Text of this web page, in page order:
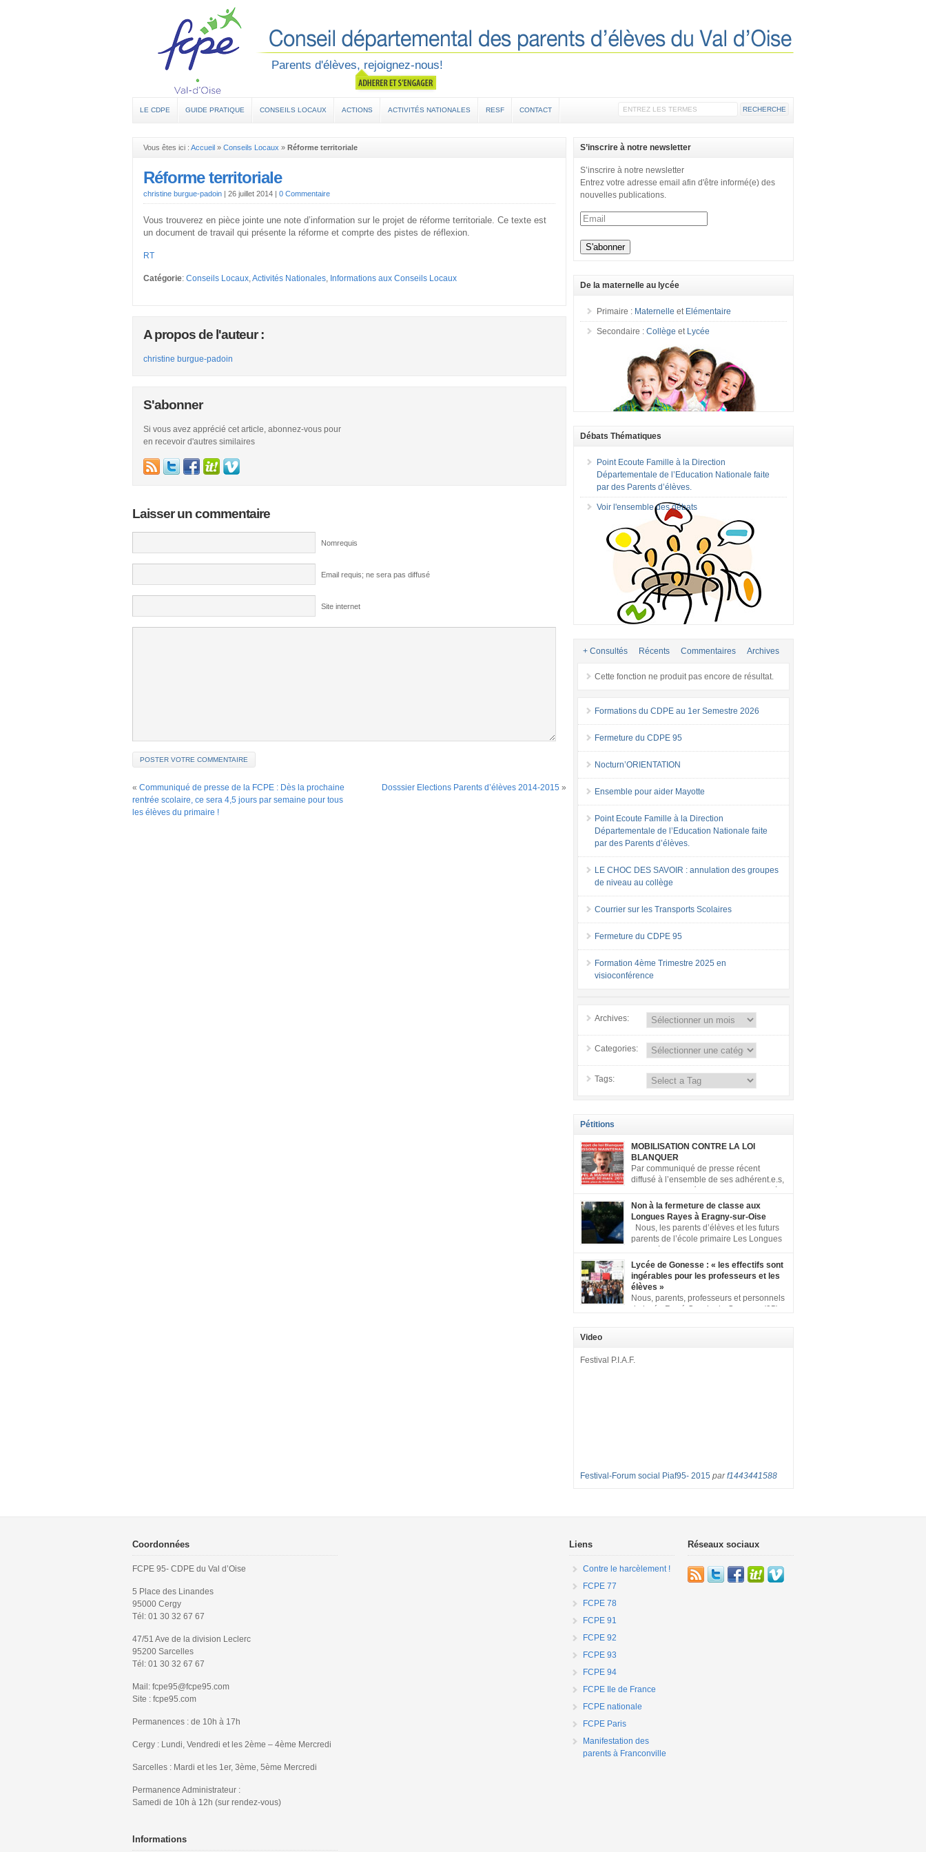
Parents d'élèves, rejoignez-nous!
LE CDPE GUIDE PRATIQUE CONSEILS LOCAUX ACTIONS ACTIVITÉS NATIONALES RESF CONTACT
Vous êtes ici : Accueil » Conseils Locaux » Réforme territoriale
Réforme territoriale
christine burgue-padoin | 26 juillet 2014 | 0 Commentaire
Vous trouverez en pièce jointe une note d’information sur le projet de réforme territoriale. Ce texte est
un document de travail qui présente la réforme et comprte des pistes de réflexion.
RT
Catégorie: Conseils Locaux,Activités Nationales, Informations aux Conseils Locaux
A propos de l'auteur :
christine burgue-padoin
S'abonner
Si vous avez apprécié cet article, abonnez-vous pour
en recevoir d'autres similaires
Laisser un commentaire
Nomrequis
Email requis; ne sera pas diffusé
Site internet
« Communiqué de presse de la FCPE : Dès la prochaine
rentrée scolaire, ce sera 4,5 jours par semaine pour tous
les élèves du primaire !
Dosssier Elections Parents d’élèves 2014-2015 »
S’inscrire à notre newsletter
S’inscrire à notre newsletter
Entrez votre adresse email afin d'être informé(e) des
nouvelles publications.
De la maternelle au lycée
Primaire : Maternelle et Elémentaire
Secondaire :Collège et Lycée
Débats Thématiques
Point Ecoute Famille à la Direction
Départementale de l’Education Nationale faite
par des Parents d’élèves.
Voir l'ensemble des débats
+ Consultés Récents Commentaires Archives
Cette fonction ne produit pas encore de résultat.
Formations du CDPE au 1er Semestre 2026
Fermeture du CDPE 95
Nocturn’ORIENTATION
Ensemble pour aider Mayotte
Point Ecoute Famille à la Direction
Départementale de l’Education Nationale faite
par des Parents d’élèves.
LE CHOC DES SAVOIR : annulation des groupes
de niveau au collège
Courrier sur les Transports Scolaires
Fermeture du CDPE 95
Formation 4ème Trimestre 2025 en
visioconférence
Archives:
Categories:
Tags:
Pétitions
MOBILISATION CONTRE LA LOI
BLANQUER
Par communiqué de presse récent
diffusé à l’ensemble de ses adhérent.e.s,
se mobiliser contre la loi Blanquer dite « Ecole de la
confiance ». Pour vous aider à organiser les actions
localement, la FCPE met à votre disposition ce kit de
mobilisation comprenant : 1 affiche appelant […]
Non à la fermeture de classe aux
Longues Rayes à Eragny-sur-Oise
Nous, les parents d’élèves et les futurs
parents de l’école primaire Les Longues
cette pétition pour dire « NON à la fermeture de classe
aux Longues Rayes ». Non à la dégradation continue
des conditions d’accueil et d’apprentissage de nos
enfants à l’école primaire. Chaque enfant a droit à […]
Lycée de Gonesse : « les effectifs sont
ingérables pour les professeurs et les
élèves »
Nous, parents, professeurs et personnels
du lycée René Cassin de Gonesse (95),
dénoncer les classes surchargées, en cette rentrée
et 35 élèves ! – de nombreuses classes de première et
Video
Festival P.I.A.F.
Festival-Forum social Piaf95- 2015 parf1443441588
Coordonnées
FCPE 95- CDPE du Val d’Oise
5 Place des Linandes
95000 Cergy
Tél: 01 30 32 67 67
47/51 Ave de la division Leclerc
95200 Sarcelles
Tél: 01 30 32 67 67
Mail: fcpe95@fcpe95.com
Site : fcpe95.com
Permanences : de 10h à 17h
Cergy : Lundi, Vendredi et les 2ème – 4ème Mercredi
Sarcelles : Mardi et les 1er, 3ème, 5ème Mercredi
Permanence Administrateur :
Samedi de 10h à 12h (sur rendez-vous)
Informations
Liens
Contre le harcèlement !
FCPE 77
FCPE 78
FCPE 91
FCPE 92
FCPE 93
FCPE 94
FCPE Ile de France
FCPE nationale
FCPE Paris
Manifestation des
parents à Franconville
Réseaux sociaux